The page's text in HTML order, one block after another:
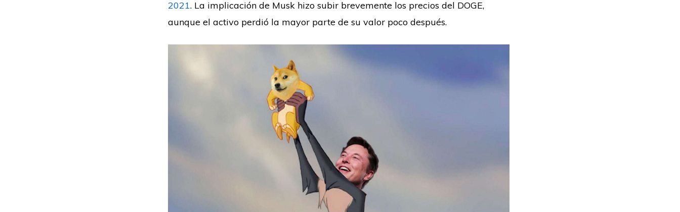
2021. La implicación de Musk hizo subir brevemente los precios del DOGE,
aunque el activo perdió la mayor parte de su valor poco después.